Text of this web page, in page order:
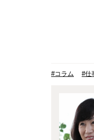
#コラム #仕